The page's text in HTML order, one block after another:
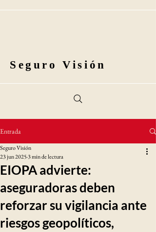
Seguro Visión
Entrada
EIOPA advierte:
aseguradoras deben
reforzar su vigilancia ante
riesgos geopolíticos,
Seguro Visión
23 jun 20253 min de lectura